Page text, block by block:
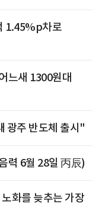
1.45%p차로
느새 1300원대
광주 반도체 출시"
력 6월 28일 丙辰)
화를 늦추는 가장